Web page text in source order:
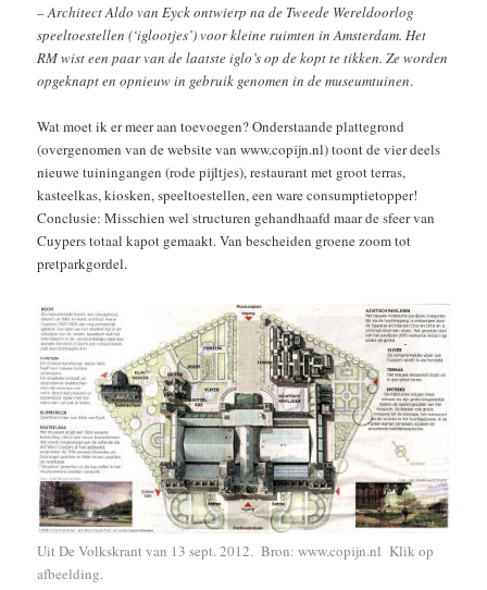
–Architect Aldo van Eyck ontwierp na de Tweede Wereldoorlog
speeltoestellen (‘iglootjes’) voor kleine ruimten in Amsterdam. Het
RM wist een paar van de laatste iglo’s op de kopt te tikken. Ze worden
opgeknapt en opnieuw in gebruik genomen in de museumtuinen.
Wat moet ik er meer aan toevoegen? Onderstaande plattegrond
(overgenomen van de website van www.copijn.nl) toont de vier deels
nieuwe tuiningangen (rode pijltjes), restaurant met groot terras,
kasteelkas, kiosken, speeltoestellen, een ware consumptietopper!
Conclusie: Misschien wel structuren gehandhaafd maar de sfeer van
Cuypers totaal kapot gemaakt. Van bescheiden groene zoom tot
pretparkgordel.
Uit De Volkskrant van 13 sept. 2012. Bron: www.copijn.nl Klik op
afbeelding.